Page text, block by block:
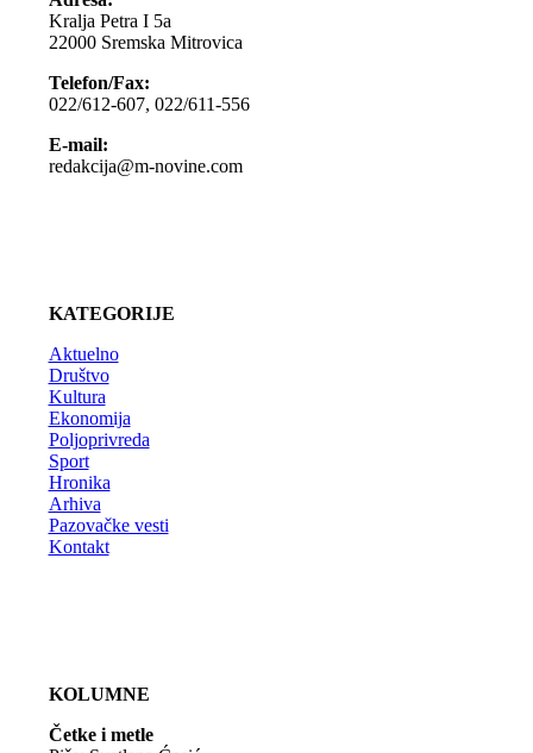
Kralja Petra I 5a
22000 Sremska Mitrovica
Telefon/Fax:
022/612-607, 022/611-556
E-mail:
redakcija@m-novine.com
KATEGORIJE
Aktuelno
Društvo
Kultura
Ekonomija
Poljoprivreda
Sport
Hronika
Arhiva
Pazovačke vesti
Kontakt
KOLUMNE
Četke i metle